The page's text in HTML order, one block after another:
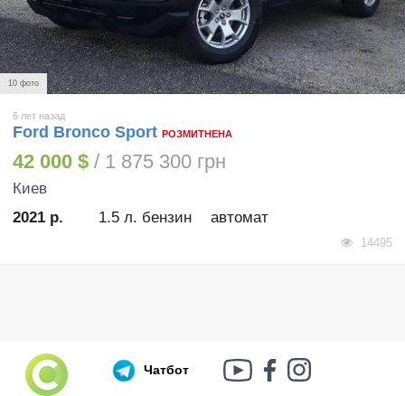
10 фото
6 лет назад
Ford Bronco Sport РОЗМИТНЕНА
42 000 $ / 1 875 300 грн
Киев
2021 р.
1.5 л. бензин автомат
14495
Чатбот